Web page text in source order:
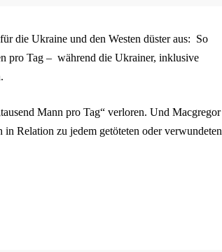
die Ukraine und den Westen düster aus: So
pro Tag – während die Ukrainer, inklusive
Mann pro Tag“ verloren. Und Macgregor
Relation zu jedem getöteten oder verwundeten